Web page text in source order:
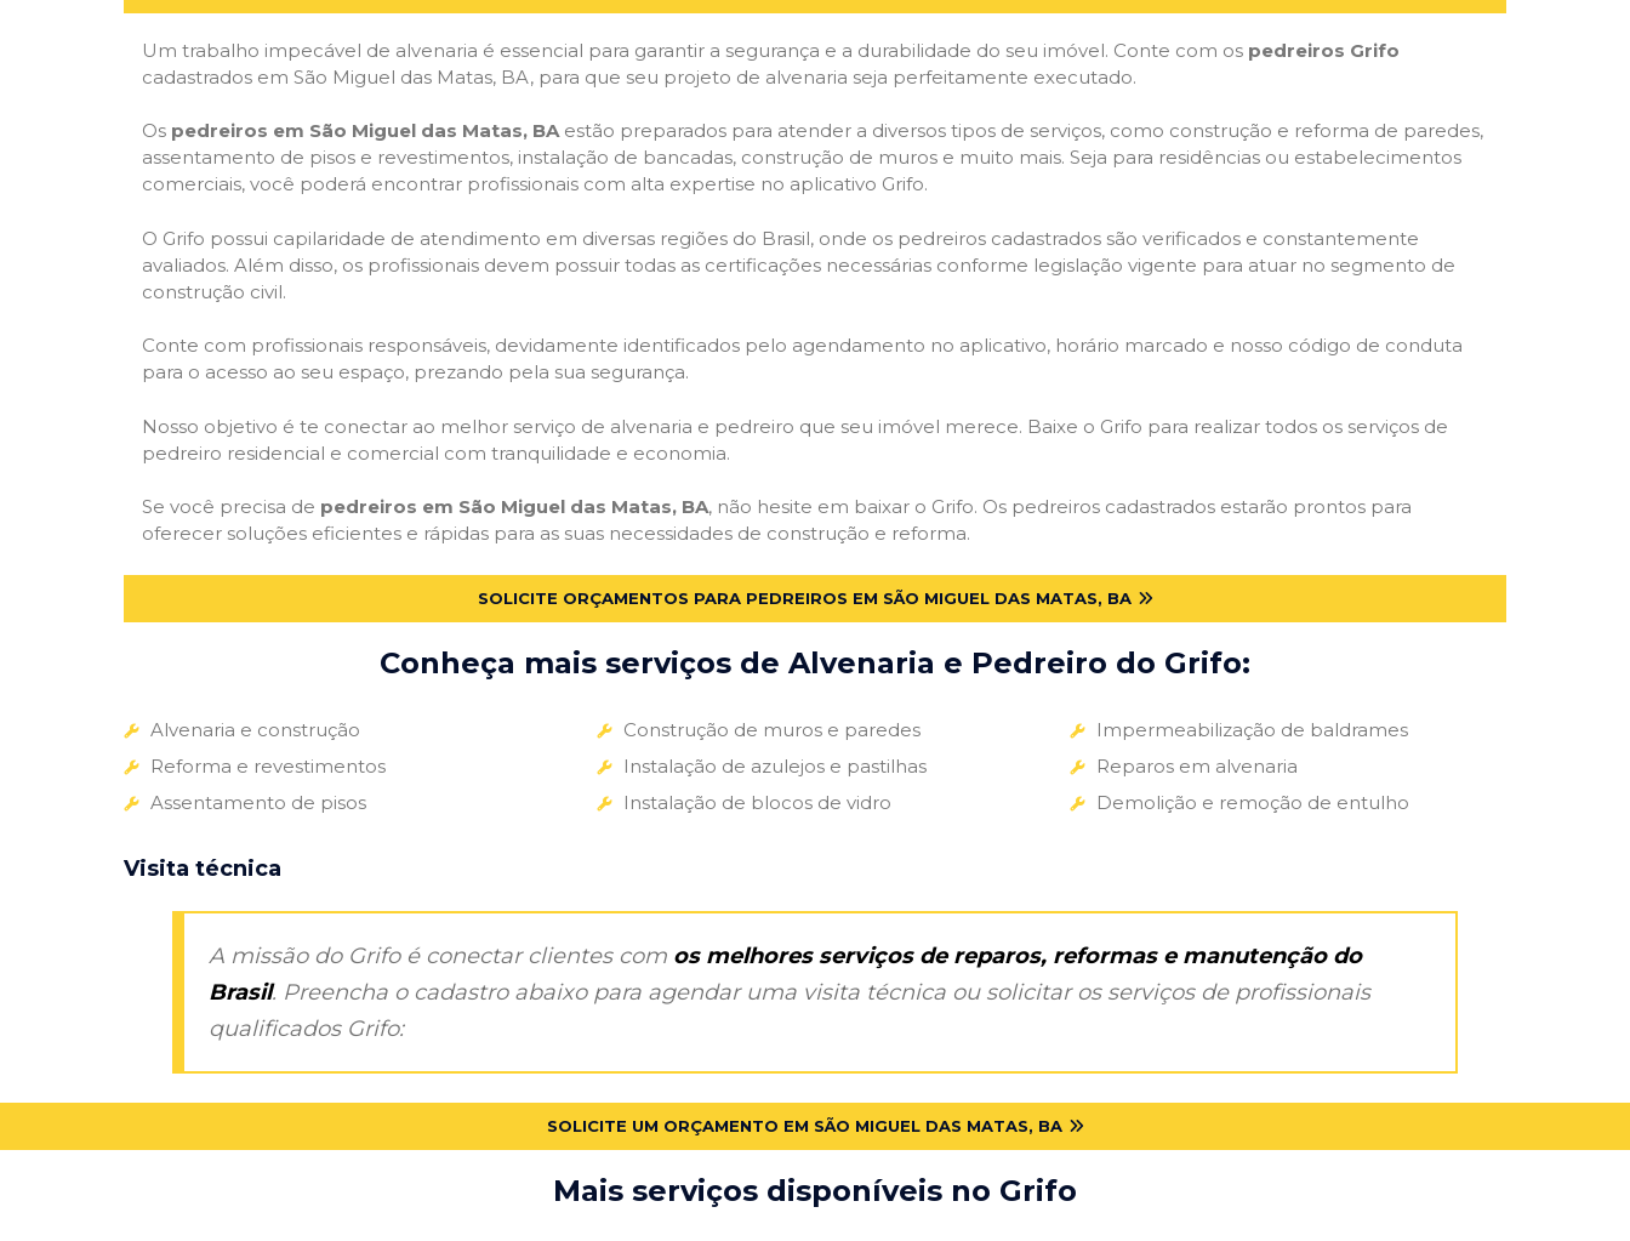
Um trabalho impecável de alvenaria é essencial para garantir a segurança e a durabilidade do seu imóvel. Conte com os pedreiros Grifo
cadastrados em São Miguel das Matas, BA, para que seu projeto de alvenaria seja perfeitamente executado.
Os pedreiros em São Miguel das Matas, BAestão preparados para atender a diversos tipos de serviços, como construção e reforma de paredes,
assentamento de pisos e revestimentos, instalação de bancadas, construção de muros e muito mais. Seja para residências ou estabelecimentos
comerciais, você poderá encontrar profissionais com alta expertise no aplicativo Grifo.
O Grifo possui capilaridade de atendimento em diversas regiões do Brasil, onde os pedreiros cadastrados são verificados e constantemente
avaliados. Além disso, os profissionais devem possuir todas as certificações necessárias conforme legislação vigente para atuar no segmento de
construção civil.
Conte com profissionais responsáveis, devidamente identificados pelo agendamento no aplicativo, horário marcado e nosso código de conduta
para o acesso ao seu espaço, prezando pela sua segurança.
Nosso objetivo é te conectar ao melhor serviço de alvenaria e pedreiro que seu imóvel merece. Baixe o Grifo para realizar todos os serviços de
pedreiro residencial e comercial com tranquilidade e economia.
Se você precisa de pedreiros em São Miguel das Matas, BA, não hesite em baixar o Grifo. Os pedreiros cadastrados estarão prontos para
oferecer soluções eficientes e rápidas para as suas necessidades de construção e reforma.
SOLICITE ORÇAMENTOS PARA PEDREIROS EM SÃO MIGUEL DAS MATAS, BA
Conheça mais serviços de Alvenaria e Pedreiro do Grifo:
Alvenaria e construção
Reforma e revestimentos
Assentamento de pisos
Construção de muros e paredes
Instalação de azulejos e pastilhas
Instalação de blocos de vidro
Impermeabilização de baldrames
Reparos em alvenaria
Demolição e remoção de entulho
Visita técnica
A missão do Grifo é conectar clientes com os melhores serviços de reparos, reformas e manutenção do
Brasil. Preencha o cadastro abaixo para agendar uma visita técnica ou solicitar os serviços de profissionais
qualificados Grifo:
SOLICITE UM ORÇAMENTO EM SÃO MIGUEL DAS MATAS, BA
Mais serviços disponíveis no Grifo